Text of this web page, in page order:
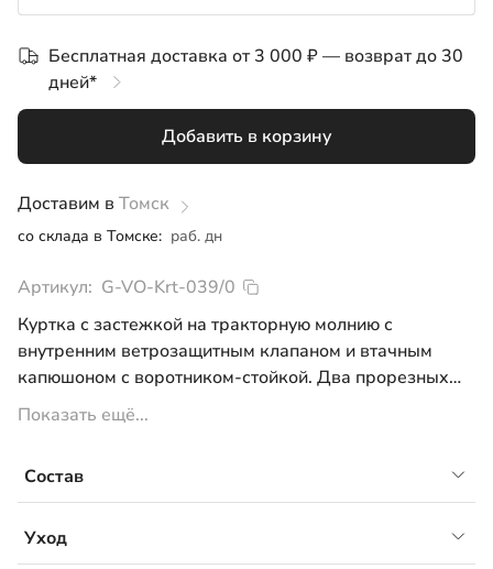
86
116
122
134
Бесплатная доставка от 3 000 ₽ — возврат до 30
дней*
Добавить в корзину
Доставим в Томск
со склада в Томске: раб. дн
Артикул: G-VO-Krt-039/0
Куртка с застежкой на тракторную молнию с
внутренним ветрозащитным клапаном и втачным
капюшоном с воротником-стойкой. Два прорезных
кармана спереди, утяжка по низу изделия, манжеты
на резинке на рукавах.
Показать ещё...
Состав
Материал верха: курточная мембранная ткань, WR,
Уход